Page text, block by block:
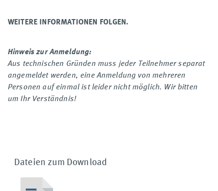
WEITERE INFORMATIONEN FOLGEN.
Hinweis zur Anmeldung:
Aus technischen Gründen muss jeder Teilnehmer separat
angemeldet werden, eine Anmeldung von mehreren
Personen auf einmal ist leider nicht möglich. Wir bitten
um Ihr Verständnis!
Dateien zum Download